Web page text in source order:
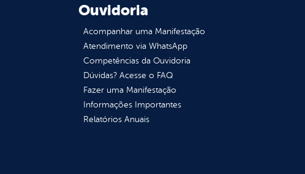
Ouvidoria
Acompanhar uma Manifestação
Atendimento via WhatsApp
Competências da Ouvidoria
Dúvidas? Acesse o FAQ
Fazer uma Manifestação
Informações Importantes
Relatórios Anuais